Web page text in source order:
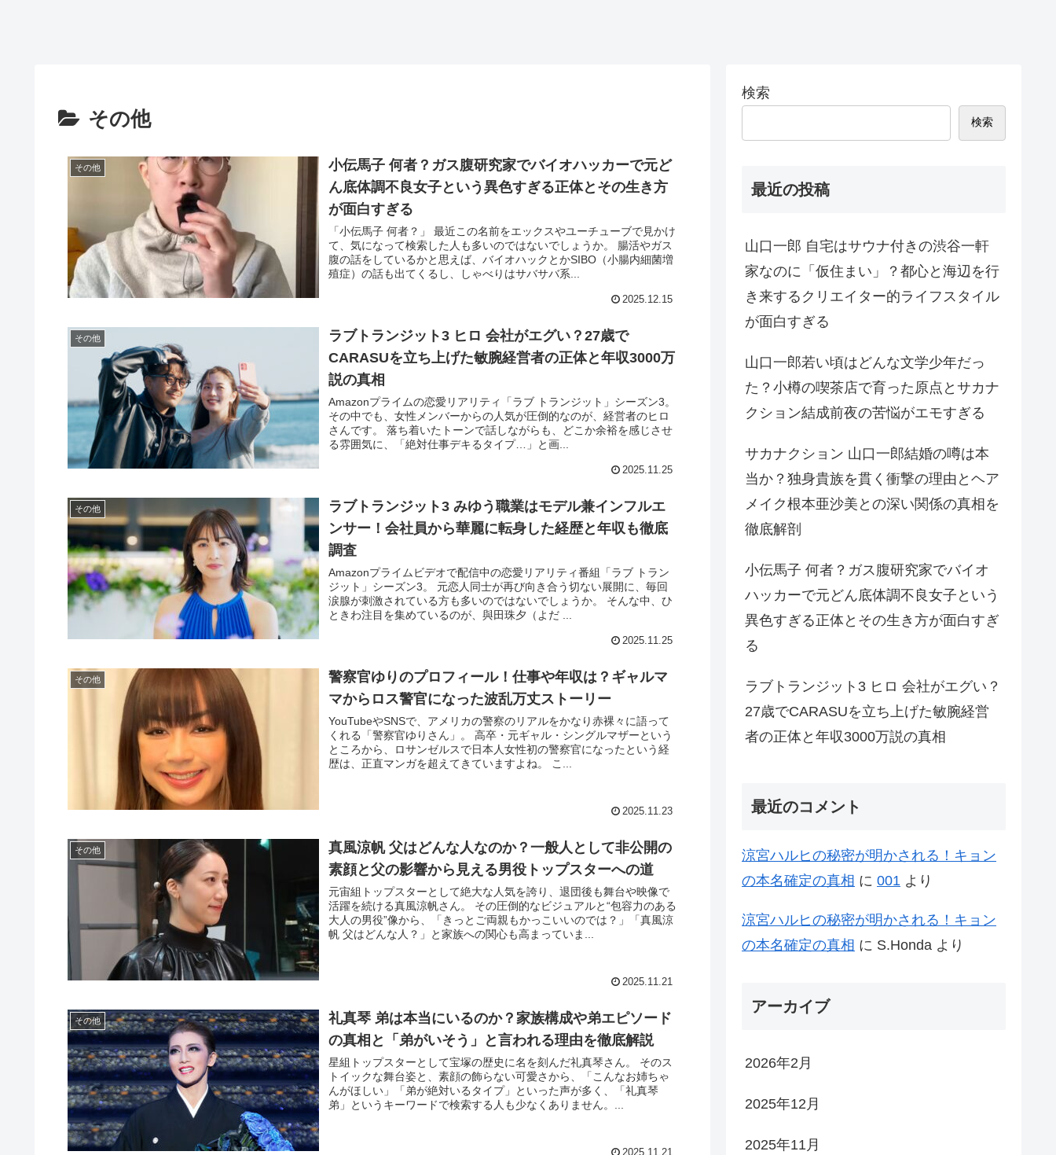
その他
その他
小伝馬子 何者？ガス腹研究家でバイオハッカーで元ど
ん底体調不良女子という異色すぎる正体とその生き方
が面白すぎる
「小伝馬子 何者？」 最近この名前をエックスやユーチューブで見かけ
て、気になって検索した人も多いのではないでしょうか。 腸活やガス
腹の話をしているかと思えば、バイオハックとかSIBO（小腸内細菌増
殖症）の話も出てくるし、しゃべりはサバサバ系...
2025.12.15
その他
ラブトランジット3 ヒロ 会社がエグい？27歳で
CARASUを立ち上げた敏腕経営者の正体と年収3000万
説の真相
Amazonプライムの恋愛リアリティ「ラブ トランジット」シーズン3。
その中でも、女性メンバーからの人気が圧倒的なのが、経営者のヒロ
さんです。 落ち着いたトーンで話しながらも、どこか余裕を感じさせ
る雰囲気に、「絶対仕事デキるタイプ…」と画...
2025.11.25
その他
ラブトランジット3 みゆう職業はモデル兼インフルエ
ンサー！会社員から華麗に転身した経歴と年収も徹底
調査
Amazonプライムビデオで配信中の恋愛リアリティ番組「ラブ トラン
ジット」シーズン3。 元恋人同士が再び向き合う切ない展開に、毎回
涙腺が刺激されている方も多いのではないでしょうか。 そんな中、ひ
ときわ注目を集めているのが、與田珠夕（よだ ...
2025.11.25
その他
警察官ゆりのプロフィール！仕事や年収は？ギャルマ
マからロス警官になった波乱万丈ストーリー
YouTubeやSNSで、アメリカの警察のリアルをかなり赤裸々に語って
くれる「警察官ゆりさん」。 高卒・元ギャル・シングルマザーという
ところから、ロサンゼルスで日本人女性初の警察官になったという経
歴は、正直マンガを超えてきていますよね。 こ...
2025.11.23
その他
真風涼帆 父はどんな人なのか？一般人として非公開の
素顔と父の影響から見える男役トップスターへの道
元宙組トップスターとして絶大な人気を誇り、退団後も舞台や映像で
活躍を続ける真風涼帆さん。 その圧倒的なビジュアルと“包容力のある
大人の男役”像から、「きっとご両親もかっこいいのでは？」「真風涼
帆 父はどんな人？」と家族への関心も高まっていま...
2025.11.21
その他
礼真琴 弟は本当にいるのか？家族構成や弟エピソード
の真相と「弟がいそう」と言われる理由を徹底解説
星組トップスターとして宝塚の歴史に名を刻んだ礼真琴さん。 そのス
トイックな舞台姿と、素顔の飾らない可愛さから、「こんなお姉ちゃ
んがほしい」「弟が絶対いるタイプ」といった声が多く、「礼真琴
弟」というキーワードで検索する人も少なくありません。...
2025.11.21
検索
検索
最近の投稿
山口一郎 自宅はサウナ付きの渋谷一軒
家なのに「仮住まい」？都心と海辺を行
き来するクリエイター的ライフスタイル
が面白すぎる
山口一郎若い頃はどんな文学少年だっ
た？小樽の喫茶店で育った原点とサカナ
クション結成前夜の苦悩がエモすぎる
サカナクション 山口一郎結婚の噂は本
当か？独身貴族を貫く衝撃の理由とヘア
メイク根本亜沙美との深い関係の真相を
徹底解剖
小伝馬子 何者？ガス腹研究家でバイオ
ハッカーで元どん底体調不良女子という
異色すぎる正体とその生き方が面白すぎ
る
ラブトランジット3 ヒロ 会社がエグい？
27歳でCARASUを立ち上げた敏腕経営
者の正体と年収3000万説の真相
最近のコメント
涼宮ハルヒの秘密が明かされる！キョン
の本名確定の真相 に 001 より
涼宮ハルヒの秘密が明かされる！キョン
の本名確定の真相 に S.Honda より
アーカイブ
2026年2月
2025年12月
2025年11月